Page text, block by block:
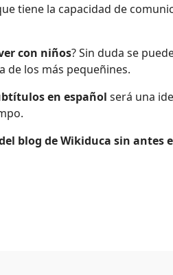
tiene la capacidad de
con niños? Sin duda se
de los más pequeñines.
en español será una
blog de Wikiduca sin